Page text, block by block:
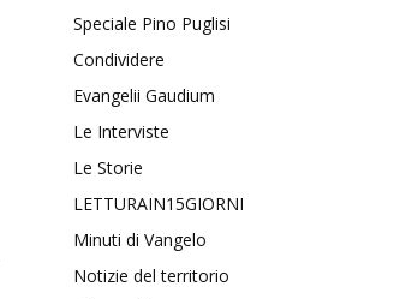
Speciale Pino Puglisi
Condividere
Evangelii Gaudium
Le Interviste
Le Storie
LETTURAIN15GIORNI
Minuti di Vangelo
Notizie del territorio